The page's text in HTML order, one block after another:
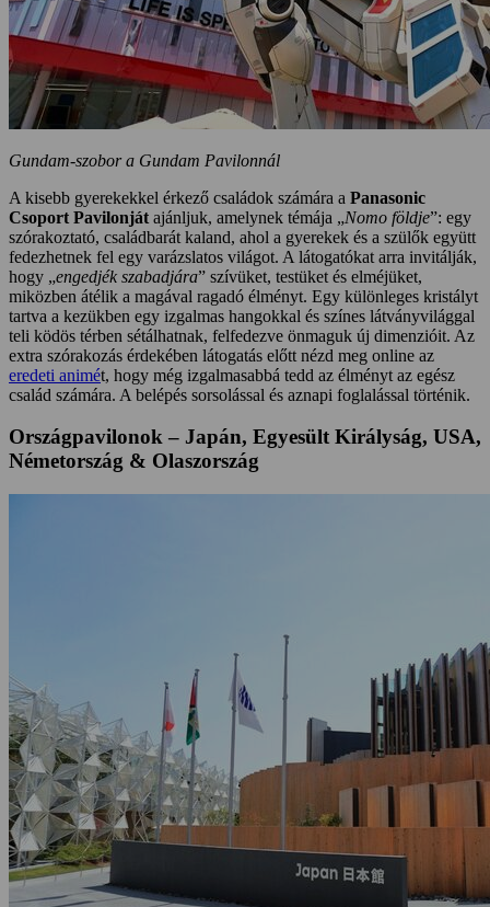
Gundam-szobor a Gundam Pavilonnál
A kisebb gyerekekkel érkező családok számára a Panasonic
Csoport Pavilonját ajánljuk, amelynek témája „Nomo földje”: egy
szórakoztató, családbarát kaland, ahol a gyerekek és a szülők együtt
fedezhetnek fel egy varázslatos világot. A látogatókat arra invitálják,
hogy „engedjék szabadjára” szívüket, testüket és elméjüket,
miközben átélik a magával ragadó élményt. Egy különleges kristályt
tartva a kezükben egy izgalmas hangokkal és színes látványvilággal
teli ködös térben sétálhatnak, felfedezve önmaguk új dimenzióit. Az
extra szórakozás érdekében látogatás előtt nézd meg online az
eredeti animét, hogy még izgalmasabbá tedd az élményt az egész
család számára. A belépés sorsolással és aznapi foglalással történik.
Országpavilonok – Japán, Egyesült Királyság, USA,
Németország & Olaszország